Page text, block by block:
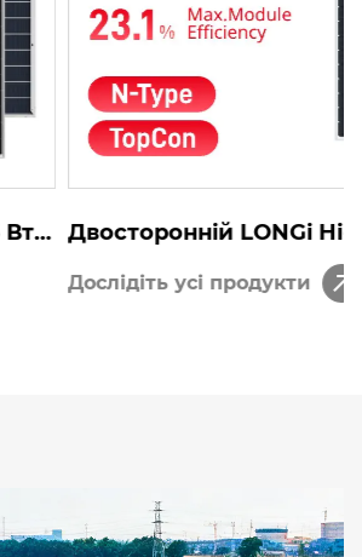
LONGi Hi-MO7 615-645 Вт
продукти